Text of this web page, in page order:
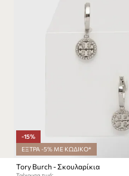
-15%
ΕΞΤΡΑ -5% ΜΕ ΚΩΔΙΚΟ*
Tory Burch - Σκουλαρίκια